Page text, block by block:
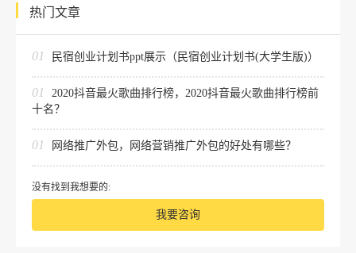
热门文章
01 民宿创业计划书ppt展示（民宿创业计划书(大学生版)）
01
2020抖音最火歌曲排行榜，2020抖音最火歌曲排行榜前
十名？
01 网络推广外包，网络营销推广外包的好处有哪些？
没有找到我想要的:
我要咨询